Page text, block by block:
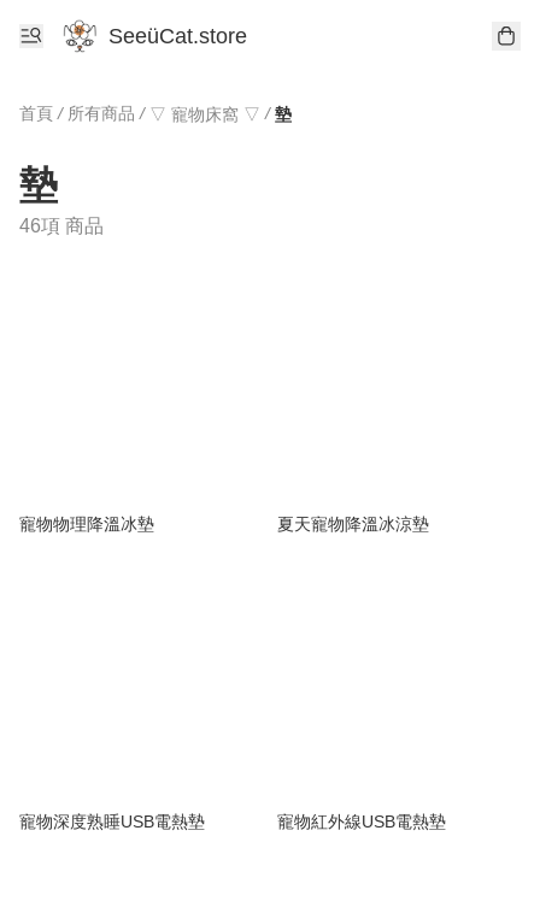
SeeüCat.store
首頁 / 所有商品 / ▽ 寵物床窩 ▽ / 墊
墊
46項 商品
寵物物理降溫冰墊 夏天寵物降溫冰涼墊
寵物深度熟睡USB電熱墊 寵物紅外線USB電熱墊